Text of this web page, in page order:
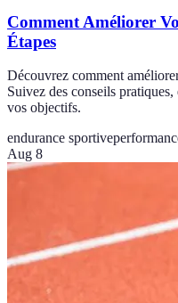
Comment Améliorer
Étapes
Découvrez comment
Suivez des conseils
vos objectifs.
endurance sportive
Aug 8